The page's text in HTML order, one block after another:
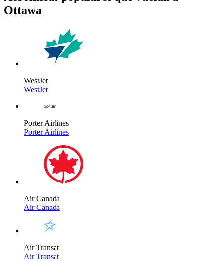
Ottawa
WestJet
WestJet
Porter Airlines
Porter Airlines
Air Canada
Air Canada
Air Transat
Air Transat